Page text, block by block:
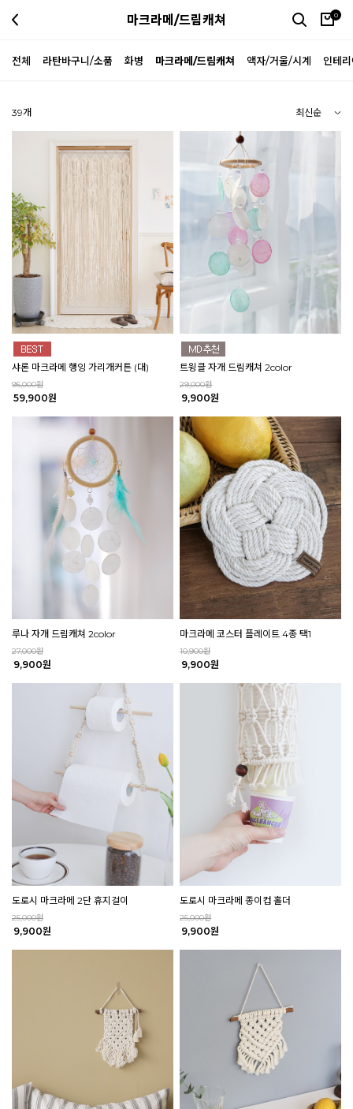
마크라메/드림캐쳐 0
전체 라탄바구니/소품 화병 마크라메/드림캐쳐 액자/거울/시계 인테
39개
샤론 마크라메 행잉 가리개커튼 (대)
95,000원
59,900원
트윙클 자개 드림캐쳐 2color
29,000원
9,900원
루나 자개 드림캐쳐 2color
27,000원
9,900원
마크라메 코스터 플레이트 4종 택1
10,900원
9,900원
도로시 마크라메 2단 휴지걸이
25,000원
9,900원
도로시 마크라메 종이컵 홀더
25,000원
9,900원